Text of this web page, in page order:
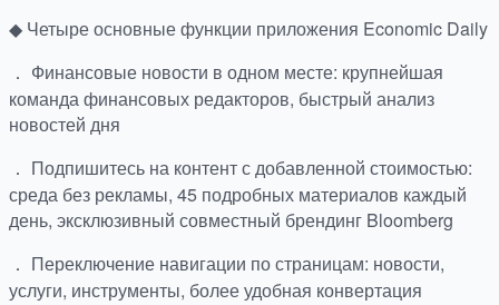
◆ Четыре основные функции приложения Economic Daily
． Финансовые новости в одном месте: крупнейшая
команда финансовых редакторов, быстрый анализ
новостей дня
． Подпишитесь на контент с добавленной стоимостью:
среда без рекламы, 45 подробных материалов каждый
день, эксклюзивный совместный брендинг Bloomberg
． Переключение навигации по страницам: новости,
услуги, инструменты, более удобная конвертация